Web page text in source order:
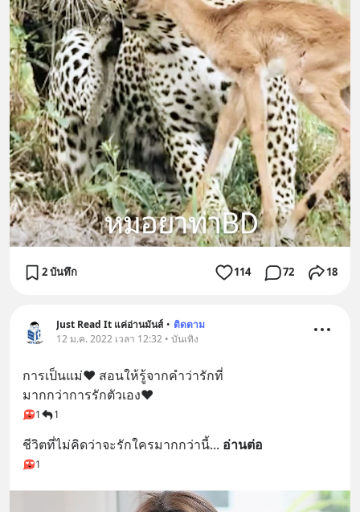
2 บันทึก 114 72 18
Just Read It แค่อ่านมันส์ • ติดตาม
12 ม.ค. 2022 เวลา 12:32 • บันเทิง
การเป็นแม่❤ สอนให้รู้จากคำว่ารักที่
มากกว่าการรักตัวเอง❤
1 1
ชีวิตที่ไม่คิดว่าจะรักใครมากกว่านี้... อ่านต่อ
1